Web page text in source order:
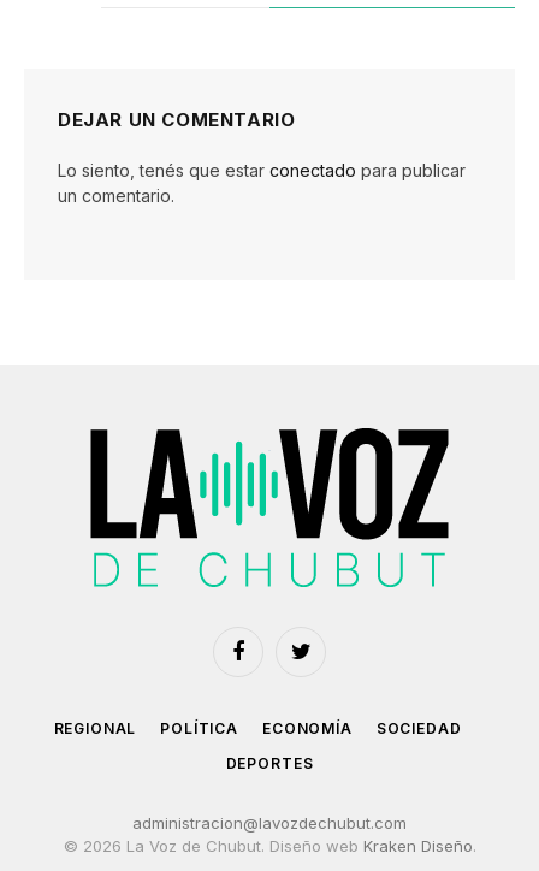
DEJAR UN COMENTARIO
Lo siento, tenés que estar conectado para publicar
un comentario.
FacebookTwitter
REGIONAL POLÍTICA ECONOMÍA
SOCIEDAD
DEPORTES
administracion@lavozdechubut.com
© 2026 La Voz de Chubut. Diseño web Kraken Diseño.